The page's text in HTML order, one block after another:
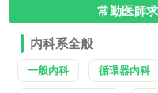
常勤医師
内科系全般
一般内科 循環器内科